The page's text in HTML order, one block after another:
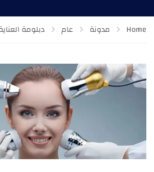
Home مدونة عام دبلومة